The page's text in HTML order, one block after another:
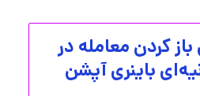
کردن معامله در
فریم ۳۰ ثانیه‌ای باینری آپشن